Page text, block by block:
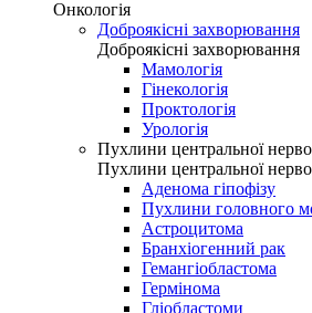
Онкологія
Доброякісні захворювання
Доброякісні захворювання
Мамологія
Гінекологія
Проктологія
Урологія
Пухлини центральної
Пухлини центральної
Аденома гіпофізу
Пухлини головного
Астроцитома
Бранхіогенний рак
Гемангіобластома
Гермінома
Гліобластоми